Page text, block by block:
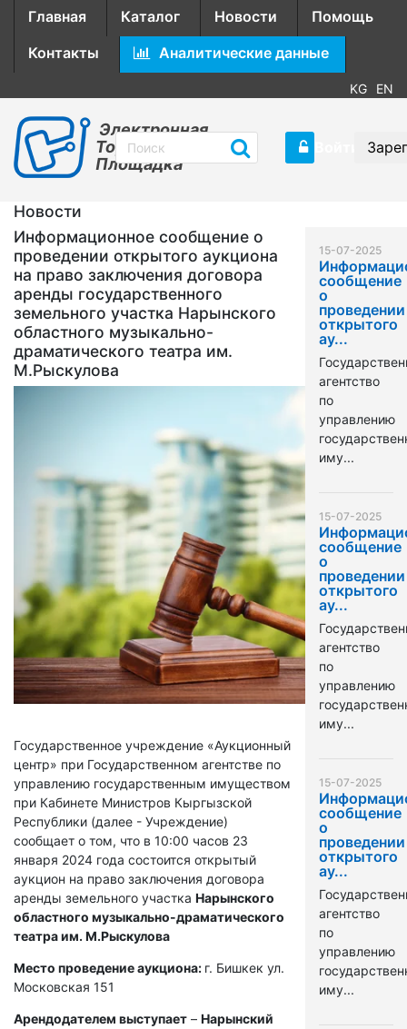
Главная Каталог Новости
Помощь
Контакты
Аналитические данные
KG EN
Электронная
Торговая
Площадка
Новости
Информационное сообщение о
проведении открытого аукциона
на право заключения договора
аренды государственного
земельного участка Нарынского
областного музыкально-
драматического театра им.
М.Рыскулова
Государственное учреждение «Аукционный
центр» при Государственном агентстве по
управлению государственным имуществом
при Кабинете Министров Кыргызской
Республики (далее - Учреждение)
сообщает о том, что в 10:00 часов 23
января 2024 года состоится открытый
аукцион на право заключения договора
аренды земельного участка Нарынского
областного музыкально-драматического
театра им. М.Рыскулова
Место проведение аукциона: г. Бишкек ул.
Московская 151
Арендодателем выступает – Нарынский
15-07-2025
сообщение
о
проведении
открытого
ау...
агентство
по
управлению
иму...
15-07-2025
сообщение
о
проведении
открытого
ау...
агентство
по
управлению
иму...
15-07-2025
сообщение
о
проведении
открытого
ау...
агентство
по
управлению
иму...